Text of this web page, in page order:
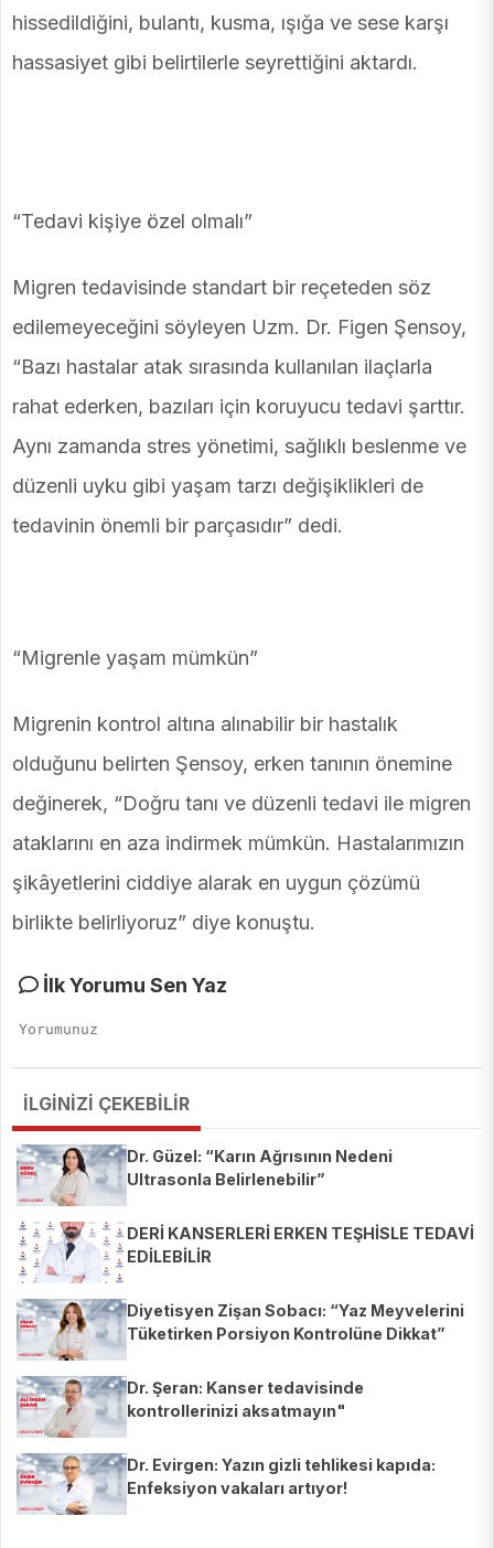
hissedildiğini, bulantı, kusma, ışığa ve sese karşı
hassasiyet gibi belirtilerle seyrettiğini aktardı.
“Tedavi kişiye özel olmalı”
Migren tedavisinde standart bir reçeteden söz
edilemeyeceğini söyleyen Uzm. Dr. Figen Şensoy,
“Bazı hastalar atak sırasında kullanılan ilaçlarla
rahat ederken, bazıları için koruyucu tedavi şarttır.
Aynı zamanda stres yönetimi, sağlıklı beslenme ve
düzenli uyku gibi yaşam tarzı değişiklikleri de
tedavinin önemli bir parçasıdır” dedi.
“Migrenle yaşam mümkün”
Migrenin kontrol altına alınabilir bir hastalık
olduğunu belirten Şensoy, erken tanının önemine
değinerek, “Doğru tanı ve düzenli tedavi ile migren
ataklarını en aza indirmek mümkün. Hastalarımızın
şikâyetlerini ciddiye alarak en uygun çözümü
birlikte belirliyoruz” diye konuştu.
İlk Yorumu Sen Yaz
İLGİNİZİ ÇEKEBİLİR
Dr. Güzel: “Karın Ağrısının Nedeni
Ultrasonla Belirlenebilir”
DERİ KANSERLERİ ERKEN TEŞHİSLE TEDAVİ
EDİLEBİLİR
Diyetisyen Zişan Sobacı: “Yaz Meyvelerini
Tüketirken Porsiyon Kontrolüne Dikkat”
Dr. Şeran: Kanser tedavisinde
kontrollerinizi aksatmayın"
Dr. Evirgen: Yazın gizli tehlikesi kapıda:
Enfeksiyon vakaları artıyor!